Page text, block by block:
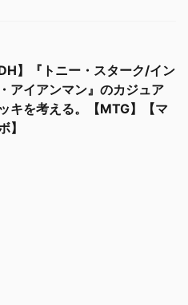
】『トニー・スターク/イン
アイアンマン』のカジュア
キを考える。【MTG】【マ
】